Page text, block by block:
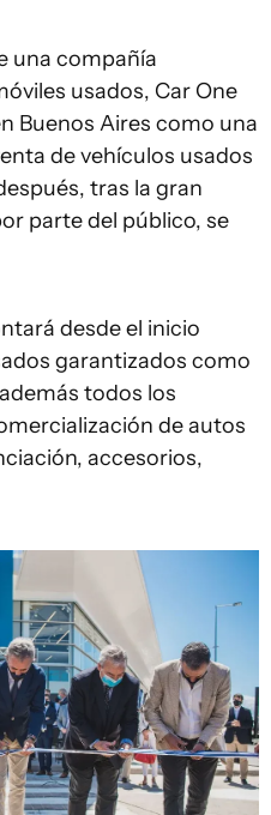
una compañía
usados, Car One
Buenos Aires como una
de vehículos usados
tras la gran
parte del público, se
desde el inicio
garantizados como
todos los
de autos
accesorios,